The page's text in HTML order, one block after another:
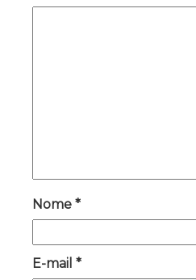
Nome *
E-mail *